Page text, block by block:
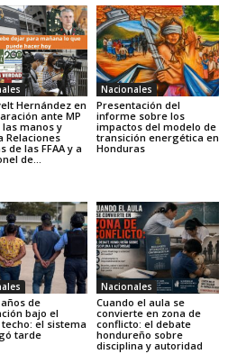
Hernández en
ante MP
las manos y
Relaciones
de las FFAA y a
de...
Nacionales
Presentación del
informe sobre los
impactos del modelo de
transición energética en
Honduras
de
bajo el
el sistema
tarde
Nacionales
Cuando el aula se
convierte en zona de
conflicto: el debate
hondureño sobre
disciplina y autoridad